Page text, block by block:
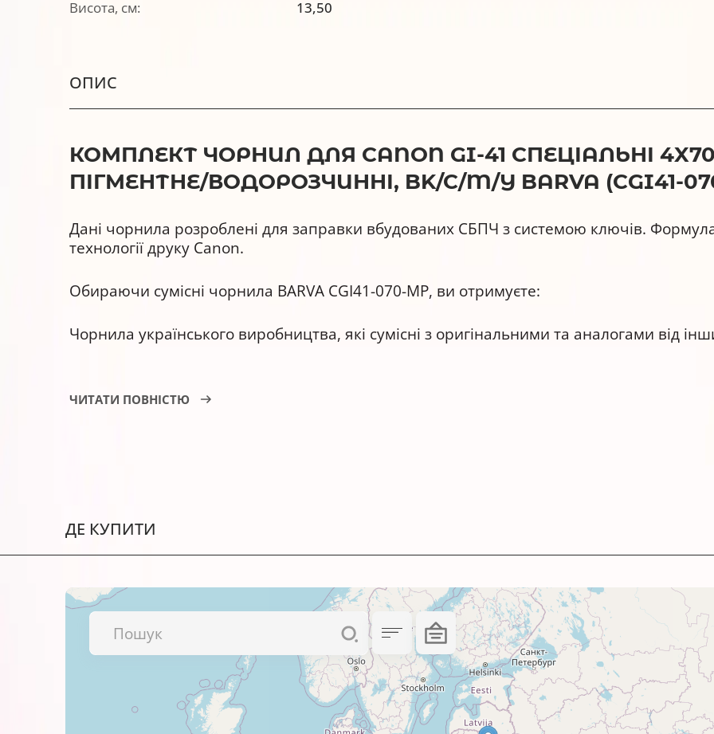
Висота, см:
13,50
ОПИС
КОМПЛЕКТ ЧОРНИЛ ДЛЯ CANON GI-41 СПЕЦІАЛЬНІ 4X70
ПІГМЕНТНЕ/ВОДОРОЗЧИННІ, BK/C/M/Y BARVA (CGI41-
Дані чорнила розроблені для заправки вбудованих СБПЧ з системою ключів.
технології друку Canon.
Обираючи сумісні чорнила BARVA CGI41-070-MP, ви отримуєте:
Чорнила українського виробництва, які сумісні з оригінальними та аналогами від
Водорозчинні/пігментні чорнила CGI41-070-MP: рекомендації щодо застосування
Завжди перевіряйте сумісність перед використанням у принтерах чи БФП
Якщо тип чорнила відрізняється від того, який ви використовували раніше -
залишків. Тобто, якщо ви переходите з пігментних чорнил на водорозчинні
прочистіть пристрій від попередніх чорнил.
ЧИТАТИ ПОВНІСТЮ
ДЕ КУПИТИ